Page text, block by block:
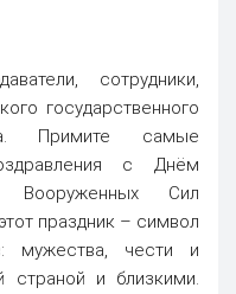
сотрудники,
государственного
Примите самые
с Днём
Вооруженных Сил
праздник – символ
мужества, чести и
страной и близкими.